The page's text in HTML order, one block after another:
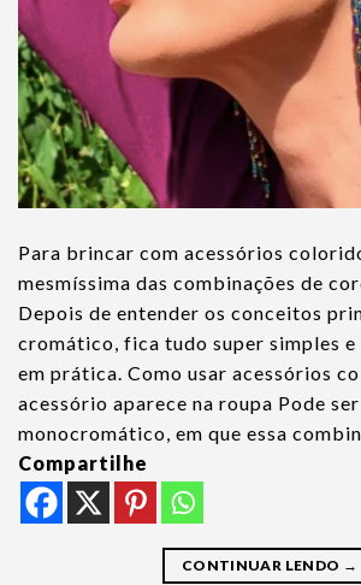
Para brincar com acessórios
mesmíssima das combinações de
Depois de entender os conceitos
cromático, fica tudo super simples
em prática. Como usar acessórios
acessório aparece na roupa Pode
monocromático, em que essa
Compartilhe
CONTINUAR LENDO →